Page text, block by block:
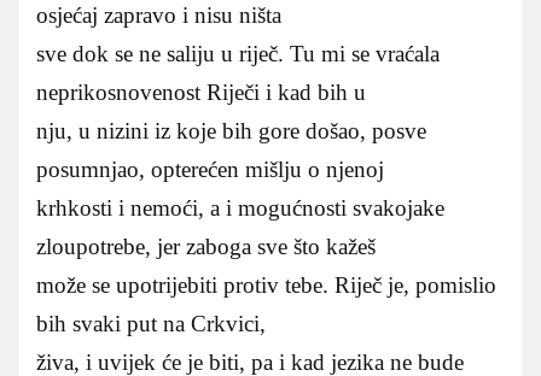
osjećaj zapravo i nisu ništa
sve dok se ne saliju u riječ. Tu mi se vraćala
neprikosnovenost Riječi i kad bih u
nju, u nizini iz koje bih gore došao, posve
posumnjao, opterećen mišlju o njenoj
krhkosti i nemoći, a i mogućnosti svakojake
zloupotrebe, jer zaboga sve što kažeš
može se upotrijebiti protiv tebe. Riječ je, pomislio
bih svaki put na Crkvici,
živa, i uvijek će je biti, pa i kad jezika ne bude